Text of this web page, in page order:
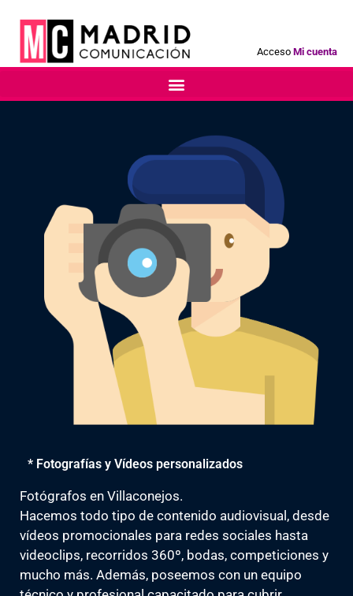
Acceso Mi cuenta
* Fotografías y Vídeos personalizados
Fotógrafos en Villaconejos.
Hacemos todo tipo de contenido audiovisual, desde
vídeos promocionales para redes sociales hasta
videoclips, recorridos 360º, bodas, competiciones y
mucho más. Además, poseemos con un equipo